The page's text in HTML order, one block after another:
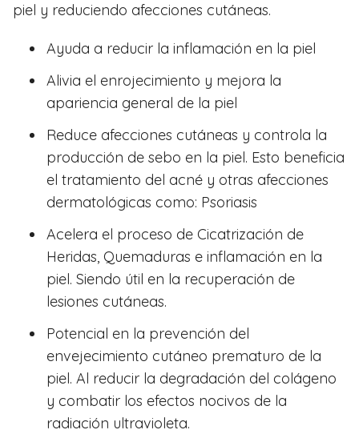
piel y reduciendo afecciones cutáneas.
Ayuda a reducir la inflamación en la piel
Alivia el enrojecimiento y mejora la
apariencia general de la piel
Reduce afecciones cutáneas y controla la
producción de sebo en la piel. Esto beneficia
el tratamiento del acné y otras afecciones
dermatológicas como: Psoriasis
Acelera el proceso de Cicatrización de
Heridas, Quemaduras e inflamación en la
piel. Siendo útil en la recuperación de
lesiones cutáneas.
Potencial en la prevención del
envejecimiento cutáneo prematuro de la
piel. Al reducir la degradación del colágeno
y combatir los efectos nocivos de la
radiación ultravioleta.